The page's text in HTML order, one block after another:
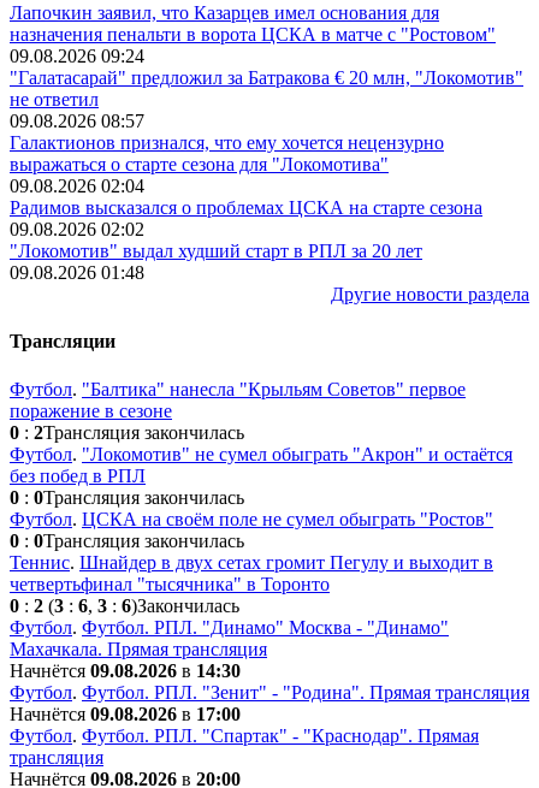
Лапочкин заявил, что Казарцев имел основания для
назначения пенальти в ворота ЦСКА в матче с "Ростовом"
09.08.2026 09:24
"Галатасарай" предложил за Батракова € 20 млн, "Локомотив"
не ответил
09.08.2026 08:57
Галактионов признался, что ему хочется нецензурно
выражаться о старте сезона для "Локомотива"
09.08.2026 02:04
Радимов высказался о проблемах ЦСКА на старте сезона
09.08.2026 02:02
"Локомотив" выдал худший старт в РПЛ за 20 лет
09.08.2026 01:48
Другие новости раздела
Трансляции
Футбол. "Балтика" нанесла "Крыльям Советов" первое
поражение в сезоне
0 : 2Трансляция закончилась
Футбол. "Локомотив" не сумел обыграть "Акрон" и остаётся
без побед в РПЛ
0 : 0Трансляция закончилась
Футбол. ЦСКА на своём поле не сумел обыграть "Ростов"
0 : 0Трансляция закончилась
Теннис. Шнайдер в двух сетах громит Пегулу и выходит в
четвертьфинал "тысячника" в Торонто
0 : 2 (3 : 6, 3 : 6)Закончилась
Футбол. Футбол. РПЛ. "Динамо" Москва - "Динамо"
Махачкала. Прямая трансляция
Начнётся 09.08.2026 в 14:30
Футбол. Футбол. РПЛ. "Зенит" - "Родина". Прямая трансляция
Начнётся 09.08.2026 в 17:00
Футбол. Футбол. РПЛ. "Спартак" - "Краснодар". Прямая
трансляция
Начнётся 09.08.2026 в 20:00